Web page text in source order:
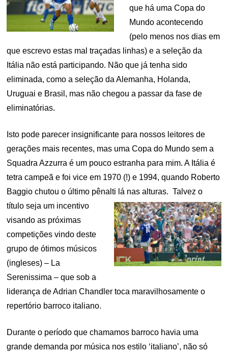
que há uma Copa do
Mundo acontecendo
(pelo menos nos dias em
que escrevo estas mal traçadas linhas) e a seleção da
Itália não está participando. Não que já tenha sido
eliminada, como a seleção da Alemanha, Holanda,
Uruguai e Brasil, mas não chegou a passar da fase de
eliminatórias.
Isto pode parecer insignificante para nossos leitores de
gerações mais recentes, mas uma Copa do Mundo sem a
Squadra Azzurra é um pouco estranha para mim. A Itália é
tetra campeã e foi vice em 1970 (!) e 1994, quando Roberto
Baggio chutou o último pênalti lá nas alturas. Talvez o
título seja um incentivo
visando as próximas
competições vindo deste
grupo de ótimos músicos
(ingleses) – La
Serenissima – que sob a
liderança de Adrian Chandler toca maravilhosamente o
repertório barroco italiano.
Durante o período que chamamos barroco havia uma
grande demanda por música nos estilo ‘italiano’, não só